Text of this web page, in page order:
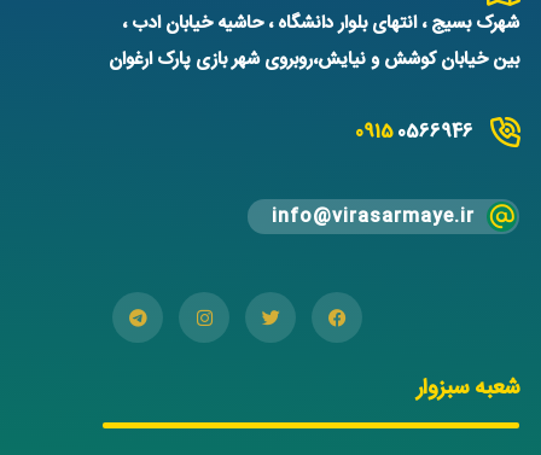
شهرک بسیج ، انتهای بلوار دانشگاه ، حاشیه خیابان ادب ،
بین خیابان کوشش و نیایش،روبروی شهر بازی پارک ارغوان
09150566946
info@virasarmaye.ir
شعبه سبزوار